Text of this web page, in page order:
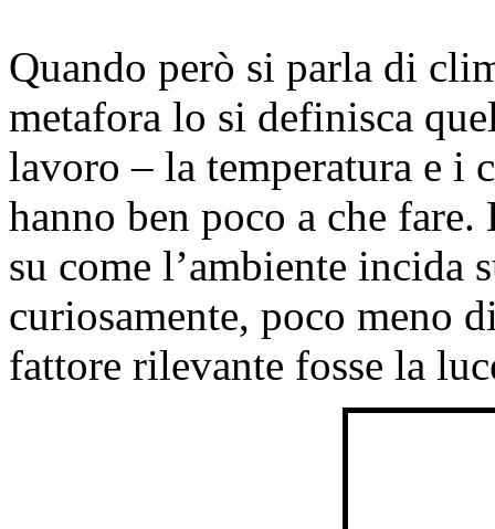
Quando però si parla di
metafora lo si definisca
lavoro – la temperatura e i
hanno ben poco a che
su come l’ambiente
curiosamente, poco meno
fattore rilevante fosse la